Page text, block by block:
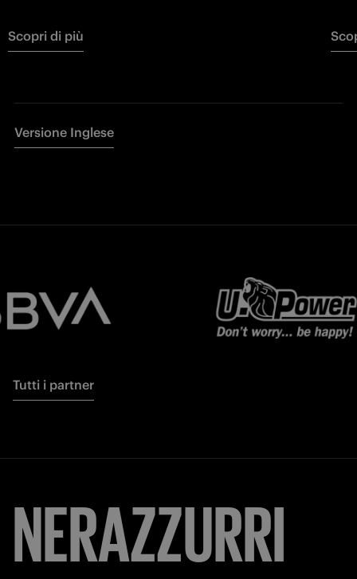
Scopri di più
Versione Inglese
Tutti i partner
NERAZZURRI